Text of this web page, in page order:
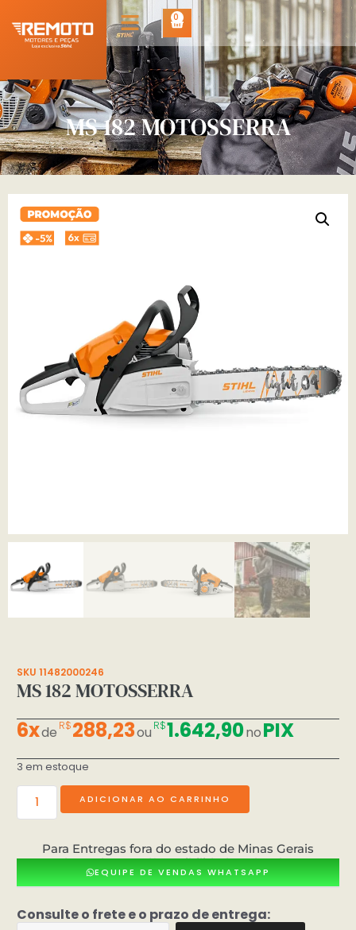
0
MS 182 MOTOSSERRA
SKU 11482000246
MS 182 MOTOSSERRA
6xde R$288,23ou R$1.642,90noPIX
3 em estoque
ADICIONAR AO CARRINHO
Para Entregas fora do estado de Minas Gerais
consultar valores e dísponibilidade pelo whatsApp
EQUIPE DE VENDAS WHATSAPP
Consulte o frete e o prazo de entrega: